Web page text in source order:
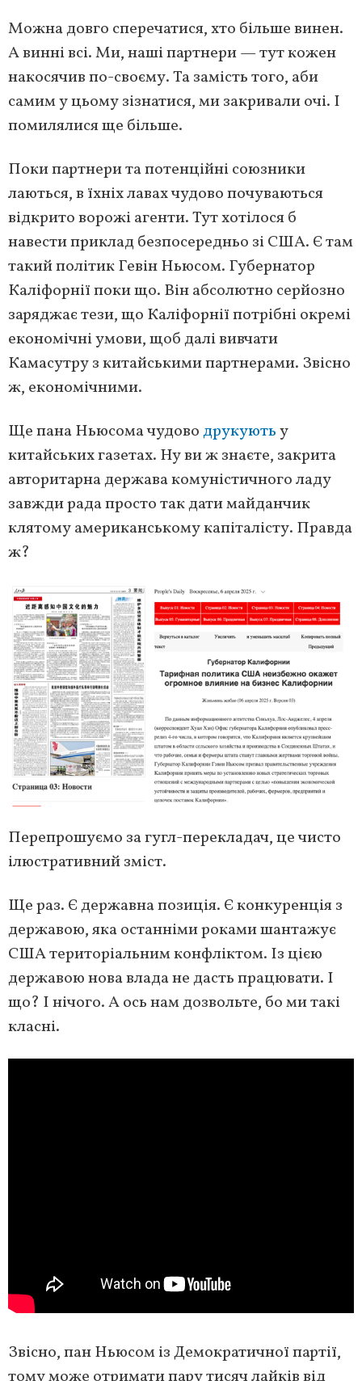
Можна довго сперечатися, хто більше винен.
А винні всі. Ми, наші партнери — тут кожен
накосячив по-своєму. Та замість того, аби
самим у цьому зізнатися, ми закривали очі. І
помилялися ще більше.
Поки партнери та потенційні союзники
лаються, в їхніх лавах чудово почуваються
відкрито ворожі агенти. Тут хотілося б
навести приклад безпосередньо зі США. Є там
такий політик Гевін Ньюсом. Губернатор
Каліфорнії поки що. Він абсолютно серйозно
заряджає тези, що Каліфорнії потрібні окремі
економічні умови, щоб далі вивчати
Камасутру з китайськими партнерами. Звісно
ж, економічними.
Ще пана Ньюсома чудоводрукуютьу
китайських газетах. Ну ви ж знаєте, закрита
авторитарна держава комуністичного ладу
завжди рада просто так дати майданчик
клятому американському капіталісту. Правда
ж?
Перепрошуємо за гугл-перекладач, це чисто
ілюстративний зміст.
Ще раз. Є державна позиція. Є конкуренція з
державою, яка останніми роками шантажує
США територіальним конфліктом. Із цією
державою нова влада не дасть працювати. І
що? І нічого. А ось нам дозвольте, бо ми такі
класні.
Звісно, пан Ньюсом із Демократичної партії,